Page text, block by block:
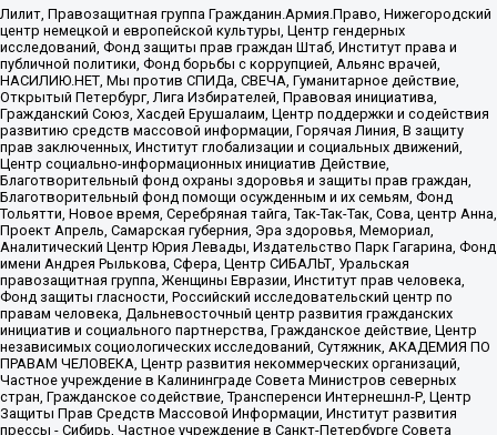
Лилит, Правозащитная группа Гражданин.Армия.Право, Нижегородский
центр немецкой и европейской культуры, Центр гендерных
исследований, Фонд защиты прав граждан Штаб, Институт права и
публичной политики, Фонд борьбы с коррупцией, Альянс врачей,
НАСИЛИЮ.НЕТ, Мы против СПИДа, СВЕЧА, Гуманитарное действие,
Открытый Петербург, Лига Избирателей, Правовая инициатива,
Гражданский Союз, Хасдей Ерушалаим, Центр поддержки и содействия
развитию средств массовой информации, Горячая Линия, В защиту
прав заключенных, Институт глобализации и социальных движений,
Центр социально-информационных инициатив Действие,
Благотворительный фонд охраны здоровья и защиты прав граждан,
Благотворительный фонд помощи осужденным и их семьям, Фонд
Тольятти, Новое время, Серебряная тайга, Так-Так-Так, Сова, центр Анна,
Проект Апрель, Самарская губерния, Эра здоровья, Мемориал,
Аналитический Центр Юрия Левады, Издательство Парк Гагарина, Фонд
имени Андрея Рылькова, Сфера, Центр СИБАЛЬТ, Уральская
правозащитная группа, Женщины Евразии, Институт прав человека,
Фонд защиты гласности, Российский исследовательский центр по
правам человека, Дальневосточный центр развития гражданских
инициатив и социального партнерства, Гражданское действие, Центр
независимых социологических исследований, Сутяжник, АКАДЕМИЯ ПО
ПРАВАМ ЧЕЛОВЕКА, Центр развития некоммерческих организаций,
Частное учреждение в Калининграде Совета Министров северных
стран, Гражданское содействие, Трансперенси Интернешнл-Р, Центр
Защиты Прав Средств Массовой Информации, Институт развития
прессы - Сибирь, Частное учреждение в Санкт-Петербурге Совета